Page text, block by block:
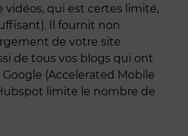
vidéos, qui est certes limité,
Il fournit non
de votre site
de tous vos blogs qui ont
(Accelerated Mobile
limite le nombre de